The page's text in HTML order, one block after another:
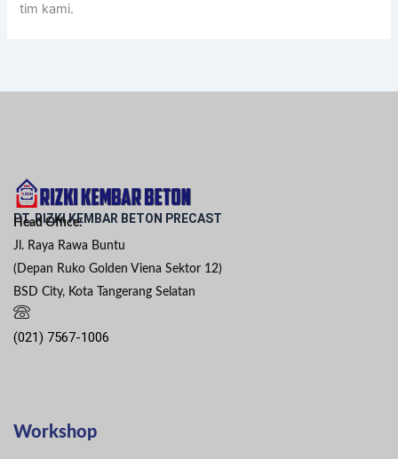
tim kami.
PT. RIZKI KEMBAR BETON PRECAST
Head Office:
Jl. Raya Rawa Buntu
(Depan Ruko Golden Viena Sektor 12)
BSD City, Kota Tangerang Selatan
(021) 7567-1006
Workshop